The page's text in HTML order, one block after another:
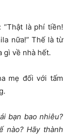
là phí tiền!
nữa!” Thế là từ
gì về nhà hết.
mẹ đối với tấm
bạn bao nhiêu?
nào? Hãy thành